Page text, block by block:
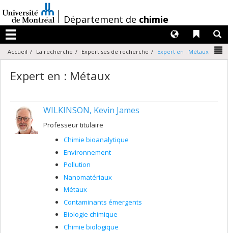
au
contenu
/Département de chimie
Menu
Liens
Langues
Accueil La recherche Expertises de recherche Expert en : Métaux
Expert en : Métaux
WILKINSON, Kevin James
Professeur titulaire
Chimie bioanalytique
Environnement
Pollution
Nanomatériaux
Métaux
Contaminants émergents
Biologie chimique
Chimie biologique